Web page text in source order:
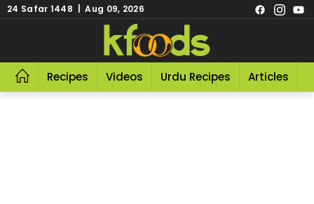
24 Safar 1448 | Aug 09, 2026
Recipes Videos Urdu Recipes Articles